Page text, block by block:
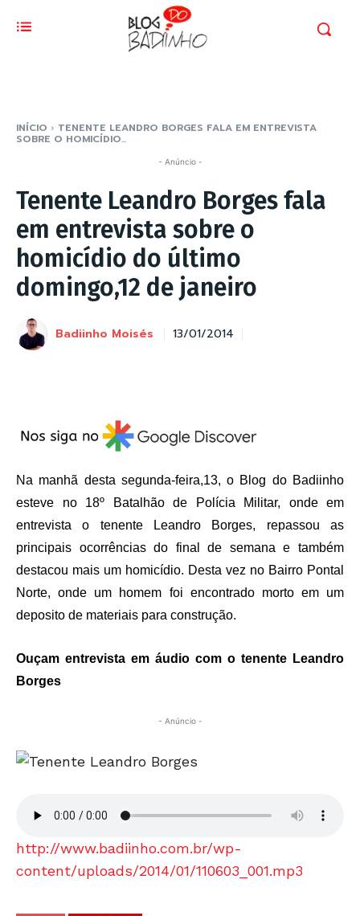
INÍCIO TENENTE LEANDRO BORGES FALA EM ENTREVISTA
SOBRE O HOMICÍDIO...
- Anúncio -
Tenente Leandro Borges fala
em entrevista sobre o
homicídio do último
domingo,12 de janeiro
Badiinho Moisés 13/01/2014
Na manhã desta segunda-feira,13, o Blog do Badiinho
esteve no 18º Batalhão de Polícia Militar, onde em
entrevista o tenente Leandro Borges, repassou as
principais ocorrências do final de semana e também
destacou mais um homicídio. Desta vez no Bairro Pontal
Norte, onde um homem foi encontrado morto em um
deposito de materiais para construção.
Ouçam entrevista em áudio com o tenente Leandro
Borges
- Anúncio -
http://www.badiinho.com.br/wp-
content/uploads/2014/01/110603_001.mp3